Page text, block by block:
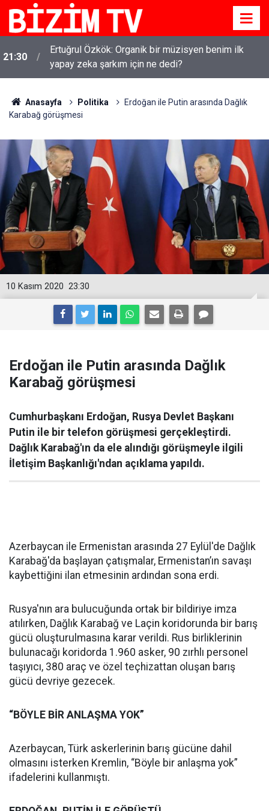
21:30
Ertuğrul Özkök: Organik bir müzisyen benim ilk
yapay zeka şarkım için ne dedi?
Anasayfa Politika
Erdoğan ile Putin arasında Dağlık
Karabağ görüşmesi
23:30
10 Kasım 2020
Erdoğan ile Putin arasında Dağlık
Karabağ görüşmesi
Cumhurbaşkanı Erdoğan, Rusya Devlet Başkanı
Putin ile bir telefon görüşmesi gerçekleştirdi.
Dağlık Karabağ'ın da ele alındığı görüşmeyle ilgili
İletişim Başkanlığı'ndan açıklama yapıldı.
Azerbaycan ile Ermenistan arasında 27 Eylül'de Dağlık
Karabağ'da başlayan çatışmalar, Ermenistan’ın savaşı
kaybettiğini ilan etmesinin ardından sona erdi.
Rusya'nın ara bulucuğunda ortak bir bildiriye imza
atılırken, Dağlık Karabağ ve Laçin koridorunda bir barış
gücü oluşturulmasına karar verildi. Rus birliklerinin
bulunacağı koridorda 1.960 asker, 90 zırhlı personel
taşıyıcı, 380 araç ve özel teçhizattan oluşan barış
gücü devriye gezecek.
“BÖYLE BİR ANLAŞMA YOK”
Azerbaycan, Türk askerlerinin barış gücüne dahil
olmasını isterken Kremlin, “Böyle bir anlaşma yok”
ifadelerini kullanmıştı.